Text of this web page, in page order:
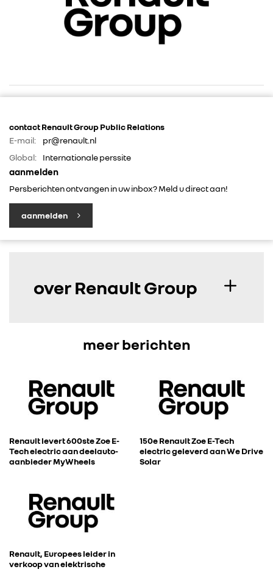
RENAULT GROUP
DACIA
ALLIANCE
CONTACT
contact Renault Group Public Relations
E-mail:
pr@renault.nl
Global:
Internationale perssite
aanmelden
Persberichten ontvangen in uw inbox? Meld u direct aan!
aanmelden
over Renault Group
meer berichten
Renault levert 600ste Zoe E-
Tech electric aan deelauto-
aanbieder MyWheels
150e Renault Zoe E-Tech
electric geleverd aan We Drive
Solar
Renault, Europees leider in
verkoop van elektrische